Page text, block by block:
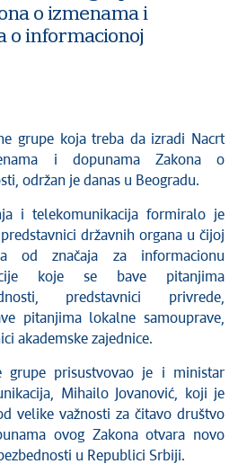
o izmenama i
o informacionoj
grupe koja treba da izradi Nacrt
i dopunama Zakona o
održan je danas u Beogradu.
i telekomunikacija formiralo je
državnih organa u čijoj
od značaja za informacionu
koje se bave pitanjima
predstavnici privrede,
pitanjima lokalne samouprave,
akademske zajednice.
grupe prisustvovao je i ministar
Mihailo Jovanović, koji je
velike važnosti za čitavo društvo
ovog Zakona otvara novo
u Republici Srbiji.